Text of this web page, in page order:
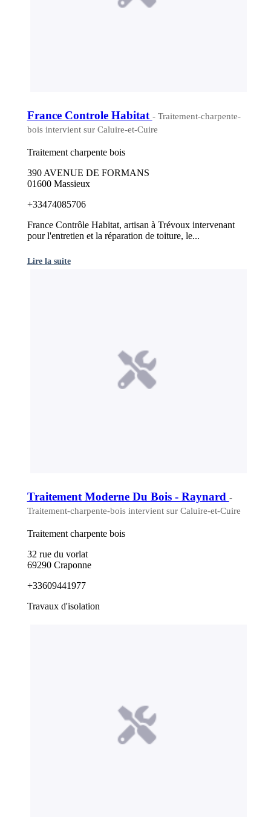
France Controle Habitat - Traitement-charpente-
bois intervient sur Caluire-et-Cuire
Traitement charpente bois
390 AVENUE DE FORMANS
01600 Massieux
+33474085706
France Contrôle Habitat, artisan à Trévoux intervenant
pour l'entretien et la réparation de toiture, le...
Lire la suite
Traitement Moderne Du Bois - Raynard -
Traitement-charpente-bois intervient sur Caluire-et-Cuire
Traitement charpente bois
32 rue du vorlat
69290 Craponne
+33609441977
Travaux d'isolation